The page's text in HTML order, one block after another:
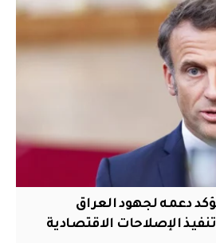
دعمه لجهود العراق
الإصلاحات الاقتصادية